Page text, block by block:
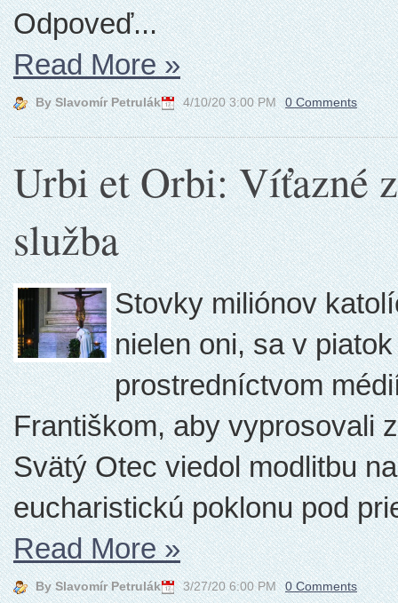
Odpoveď...
Read More»
By Slavomír Petrulák 4/10/20 3:00 PM 0 Comments
Urbi et Orbi: Víťazné
služba
Stovky miliónov
nielen oni, sa v
prostredníctvom
Františkom, aby vyprosovali
Svätý Otec viedol modlitbu
eucharistickú poklonu pod
Read More»
By Slavomír Petrulák 3/27/20 6:00 PM 0 Comments